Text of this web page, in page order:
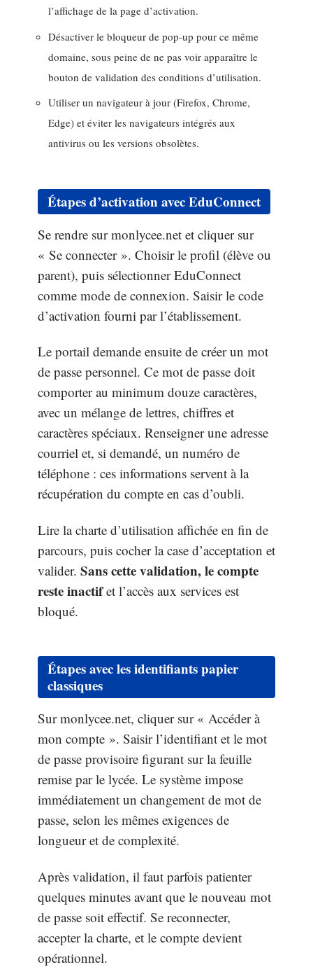
l’affichage de la page d’activation.
Désactiver le bloqueur de pop-up pour ce même
domaine, sous peine de ne pas voir apparaître le
bouton de validation des conditions d’utilisation.
Utiliser un navigateur à jour (Firefox, Chrome,
Edge) et éviter les navigateurs intégrés aux
antivirus ou les versions obsolètes.
Étapes d’activation avec EduConnect
Se rendre sur monlycee.net et cliquer sur
« Se connecter ». Choisir le profil (élève ou
parent), puis sélectionner EduConnect
comme mode de connexion. Saisir le code
d’activation fourni par l’établissement.
Le portail demande ensuite de créer un mot
de passe personnel. Ce mot de passe doit
comporter au minimum douze caractères,
avec un mélange de lettres, chiffres et
caractères spéciaux. Renseigner une adresse
courriel et, si demandé, un numéro de
téléphone : ces informations servent à la
récupération du compte en cas d’oubli.
Lire la charte d’utilisation affichée en fin de
parcours, puis cocher la case d’acceptation et
valider. Sans cette validation, le compte
reste inactifet l’accès aux services est
bloqué.
Étapes avec les identifiants papier
classiques
Sur monlycee.net, cliquer sur « Accéder à
mon compte ». Saisir l’identifiant et le mot
de passe provisoire figurant sur la feuille
remise par le lycée. Le système impose
immédiatement un changement de mot de
passe, selon les mêmes exigences de
longueur et de complexité.
Après validation, il faut parfois patienter
quelques minutes avant que le nouveau mot
de passe soit effectif. Se reconnecter,
accepter la charte, et le compte devient
opérationnel.